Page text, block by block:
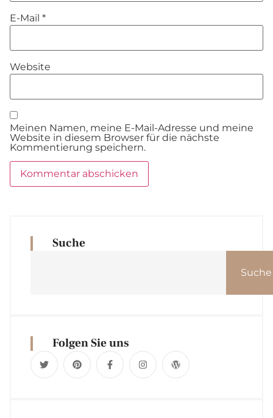
E-Mail *
Website
Meinen Namen, meine E-Mail-Adresse und meine
Website in diesem Browser für die nächste
Kommentierung speichern.
Suche
Suche
Folgen Sie uns